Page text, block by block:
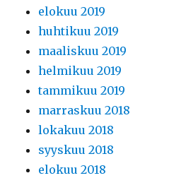
elokuu 2019
huhtikuu 2019
maaliskuu 2019
helmikuu 2019
tammikuu 2019
marraskuu 2018
lokakuu 2018
syyskuu 2018
elokuu 2018